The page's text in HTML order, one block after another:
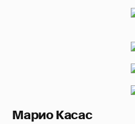
Марио Касас